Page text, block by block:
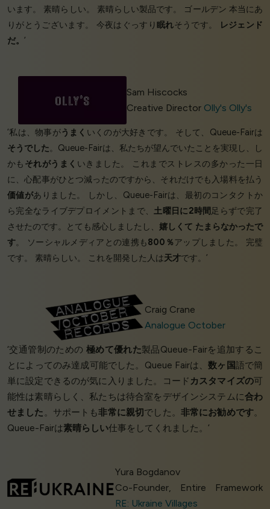
います。 素晴らしい。 素晴らしい製品です。 ゴールデン 本当にあ
りがとうございます。 今夜はぐっすり眠れそうです。
レジェンド
だ。 ’
Sam Hiscocks
Creative Director Olly's Olly's
‘私は、物事がうまく いくのが大好きです。 そして、Queue-Fairは
そうでした。Queue-Fairは、私たちが望んでいたことを実現し、し
かも それがうまく いきました。 これまでストレスの多かった一日
に、心配事がひとつ減ったのですから、それだけでも入場料を払う
価値がありました。 しかし、Queue-Fairは、最初のコンタクトか
ら完全なライブデプロイメントまで、土曜日に2時間 足らずで完了
させたのです。とても感心しましたし、 嬉しくて たまらなかったで
す。 ソーシャルメディアとの連携も800％ アップしました。 完璧
です。 素晴らしい。 これを開発した人は天才です。’
Craig Crane
Analogue October
‘交通管制のための 極めて優れた製品Queue-Fairを追加するこ
とによってのみ達成可能でした。Queue Fairは、数ヶ国語で簡
単に設定できるのが気に入りました。コード カスタマイズの可
能性は素晴らしく、私たちは待合室をデザインシステムに合わ
せました。サポートも非常に親切でした。 非常にお勧めです。
Queue-Fairは素晴らしい仕事をしてくれました。’
Yura Bogdanov
Co-Founder, Entire Framework
RE: Ukraine Villages